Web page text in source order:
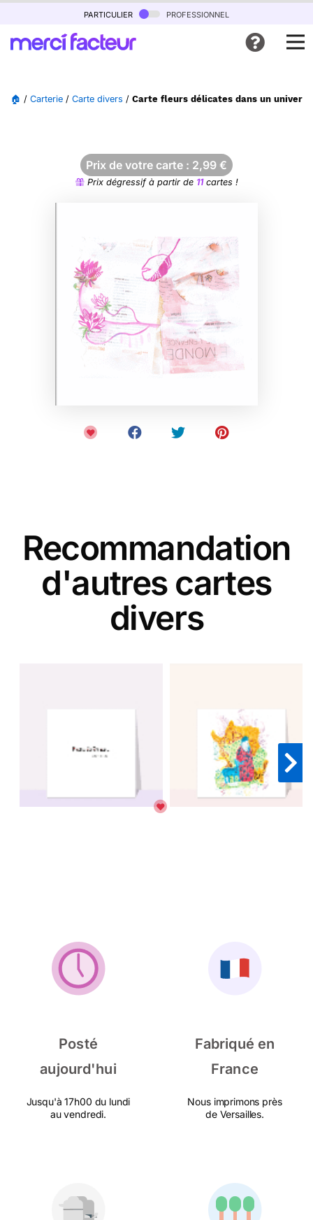
particulier professionnel
🏠 / Carterie / Carte divers / Carte fleurs délicates dans un univers
Prix de votre carte : 2,99 €
Prix dégressif à partir de 11cartes !
Recommandation
d'autres cartes
divers
Posté
aujourd'hui
Jusqu'à 17h00 du lundi
au vendredi.
Fabriqué en
France
Nous imprimons près
de Versailles.